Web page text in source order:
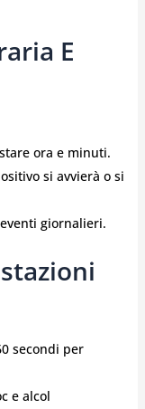
E
ora e minuti.
si avvierà o si
giornalieri.
secondi per
e alcol